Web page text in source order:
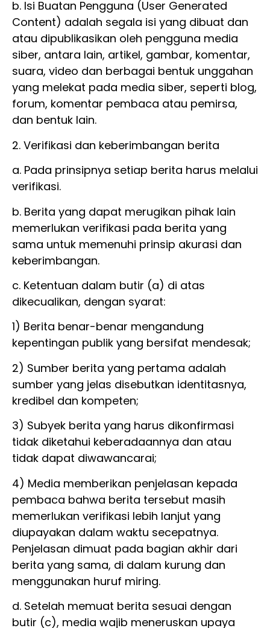
b. Isi Buatan Pengguna (User Generated
Content) adalah segala isi yang dibuat dan
atau dipublikasikan oleh pengguna media
siber, antara lain, artikel, gambar, komentar,
suara, video dan berbagai bentuk unggahan
yang melekat pada media siber, seperti blog,
forum, komentar pembaca atau pemirsa,
dan bentuk lain.
2. Verifikasi dan keberimbangan berita
a. Pada prinsipnya setiap berita harus melalui
verifikasi.
b. Berita yang dapat merugikan pihak lain
memerlukan verifikasi pada berita yang
sama untuk memenuhi prinsip akurasi dan
keberimbangan.
c. Ketentuan dalam butir (a) di atas
dikecualikan, dengan syarat:
1) Berita benar-benar mengandung
kepentingan publik yang bersifat mendesak;
2) Sumber berita yang pertama adalah
sumber yang jelas disebutkan identitasnya,
kredibel dan kompeten;
3) Subyek berita yang harus dikonfirmasi
tidak diketahui keberadaannya dan atau
tidak dapat diwawancarai;
4) Media memberikan penjelasan kepada
pembaca bahwa berita tersebut masih
memerlukan verifikasi lebih lanjut yang
diupayakan dalam waktu secepatnya.
Penjelasan dimuat pada bagian akhir dari
berita yang sama, di dalam kurung dan
menggunakan huruf miring.
d. Setelah memuat berita sesuai dengan
butir (c), media wajib meneruskan upaya